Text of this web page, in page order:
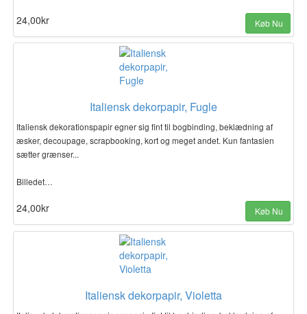
24,00kr Køb Nu
Italiensk dekorpapir, Fugle
Italiensk dekorationspapir egner sig fint til bogbinding, beklædning af
æsker, decoupage, scrapbooking, kort og meget andet. Kun fantasien
sætter grænser...
Billedet…
24,00kr Køb Nu
Italiensk dekorpapir, Violetta